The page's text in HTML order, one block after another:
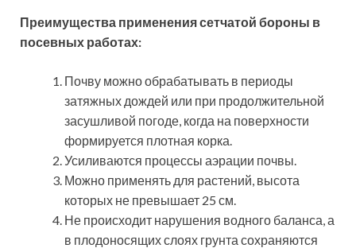
Преимущества применения сетчатой бороны в
посевных работах:
Почву можно обрабатывать в периоды
затяжных дождей или при продолжительной
засушливой погоде, когда на поверхности
формируется плотная корка.
Усиливаются процессы аэрации почвы.
Можно применять для растений, высота
которых не превышает 25 см.
Не происходит нарушения водного баланса, а
в плодоносящих слоях грунта сохраняются